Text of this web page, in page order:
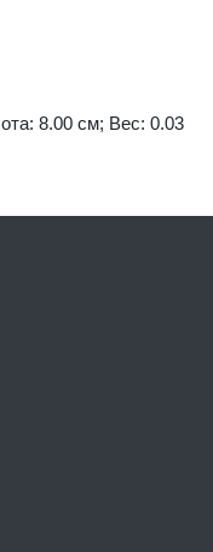
8.00 см; Вес: 0.03